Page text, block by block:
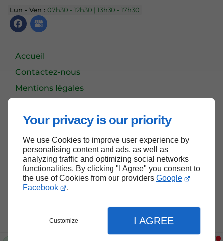
Your privacy is our priority
We use Cookies to improve user experience by
personalising content and ads, as well as
analyzing traffic and optimizing social networks
functionalities. By clicking "I Agree" you consent to
the use of Cookies from our providers Google
Facebook
.
Customize I AGREE
Lun - Ven :07h30 - 12h30 | 13h30 - 17h30
Accueil
Contactez-nous
Mentions légales
Haut de page